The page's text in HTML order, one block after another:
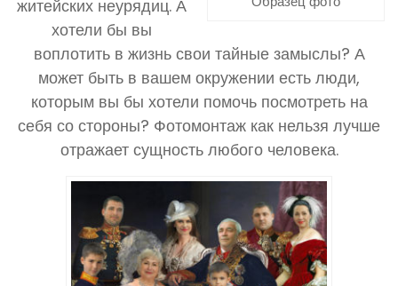
житейских неурядиц. А
хотели бы вы
воплотить в жизнь свои тайные замыслы? А
может быть в вашем окружении есть люди,
которым вы бы хотели помочь посмотреть на
себя со стороны? Фотомонтаж как нельзя лучше
отражает сущность любого человека.